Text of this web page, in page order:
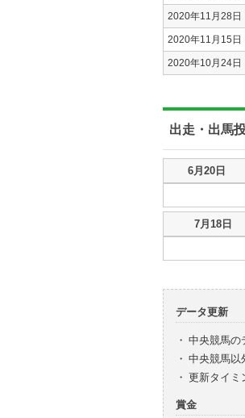
2020年11月28日
2020年11月15日
2020年10月24日
出走・出馬
出走・出馬投票履
6月20日
出走・出馬投票履
7月18日
データ更新
・ 中央競馬の
・ 中央競馬以
・ 更新タイミ
賞金